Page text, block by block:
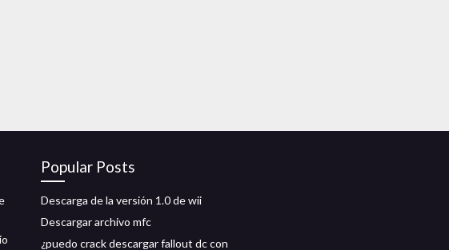
Popular Posts
Descarga de la versión 1.0 de wii
Descargar archivo mfc
¿puedo crack descargar fallout dc con